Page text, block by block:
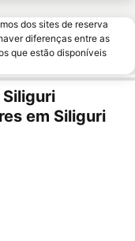
dos sites de reserva
diferenças entre as
que estão disponíveis
em Siliguri